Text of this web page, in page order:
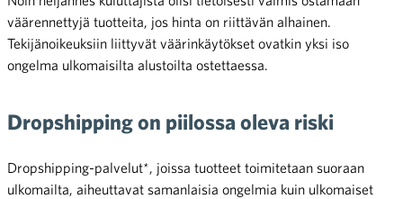
väärennettyjä tuotteita, jos hinta on riittävän alhainen.
Tekijänoikeuksiin liittyvät väärinkäytökset ovatkin yksi iso
ongelma ulkomaisilta alustoilta ostettaessa.
Dropshipping on piilossa oleva riski
Dropshipping-palvelut*, joissa tuotteet toimitetaan suoraan
ulkomailta, aiheuttavat samanlaisia ongelmia kuin ulkomaiset